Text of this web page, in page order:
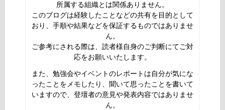
所属する組織とは関係ありません。
このブログは経験したことなどの共有を目的として
おり、手順や結果などを保証するものではありませ
ん。
ご参考にされる際は、読者様自身のご判断にてご対
応をお願いいたします。
また、勉強会やイベントのレポートは自分が気にな
ったことをメモしたり、聞いて思ったことを書いて
いますので、登壇者の意見や発表内容ではありませ
ん。